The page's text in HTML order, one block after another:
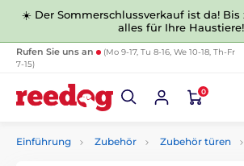
☀️ Der Sommerschlussverkauf ist da! Bis
alles für Ihre Haustiere!
Rufen Sie uns an
(Mo 9-17, Tu 8-16, We 10-18, Th-Fr
7-15)
0
Einführung Zubehör Zubehör türen